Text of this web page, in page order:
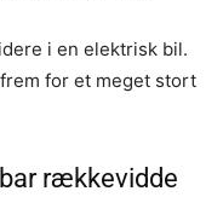
i en elektrisk bil.
for et meget stort
rækkevidde